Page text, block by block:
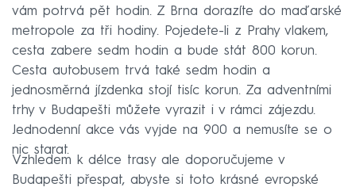
vám potrvá pět hodin. Z Brna dorazíte do maďarské
metropole za tři hodiny. Pojedete-li z Prahy vlakem,
cesta zabere sedm hodin a bude stát 800 korun.
Cesta autobusem trvá také sedm hodin a
jednosměrná jízdenka stojí tisíc korun. Za adventními
trhy v Budapešti můžete vyrazit i v rámci zájezdu.
Jednodenní akce vás vyjde na 900 a nemusíte se o
nic starat.
Vzhledem k délce trasy ale doporučujeme v
Budapešti přespat, abyste si toto krásné evropské